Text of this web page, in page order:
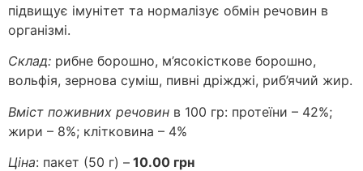
підвищує імунітет та нормалізує обмін речовин в
організмі.
Склад: рибне борошно, м’ясокісткове борошно,
вольфія, зернова суміш, пивні дріжджі, риб’ячий жир.
Вміст поживних речовин в 100 гр: протеїни – 42%;
жири – 8%; клітковина – 4%
Ціна: пакет (50 г) – 10.00 грн